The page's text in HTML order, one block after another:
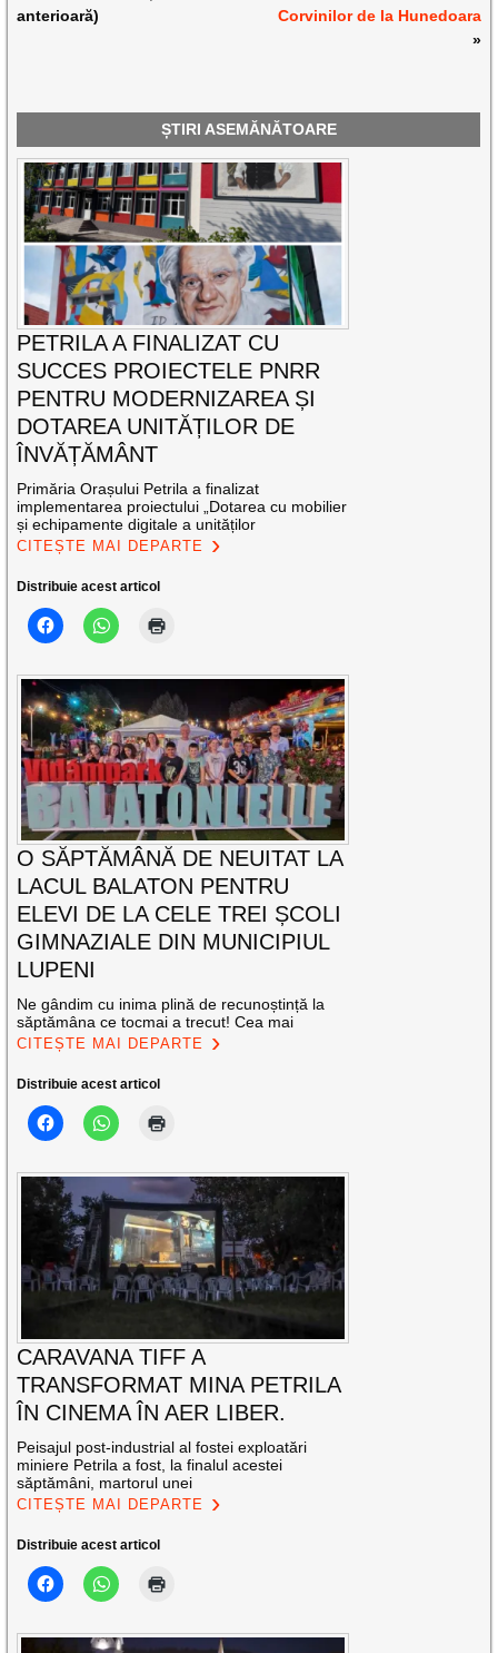
anterioară)
Corvinilor de la Hunedoara
»
ȘTIRI ASEMĂNĂTOARE
PETRILA A FINALIZAT CU
SUCCES PROIECTELE PNRR
PENTRU MODERNIZAREA ȘI
DOTAREA UNITĂȚILOR DE
ÎNVĂȚĂMÂNT
Primăria Orașului Petrila a finalizat
implementarea proiectului „Dotarea cu mobilier
și echipamente digitale a unităților
CITEȘTE MAI DEPARTE
Distribuie acest articol
O SĂPTĂMÂNĂ DE NEUITAT LA
LACUL BALATON PENTRU
ELEVI DE LA CELE TREI ȘCOLI
GIMNAZIALE DIN MUNICIPIUL
LUPENI
Ne gândim cu inima plină de recunoștință la
săptămâna ce tocmai a trecut! Cea mai
CITEȘTE MAI DEPARTE
Distribuie acest articol
CARAVANA TIFF A
TRANSFORMAT MINA PETRILA
ÎN CINEMA ÎN AER LIBER.
Peisajul post-industrial al fostei exploatări
miniere Petrila a fost, la finalul acestei
săptămâni, martorul unei
CITEȘTE MAI DEPARTE
Distribuie acest articol